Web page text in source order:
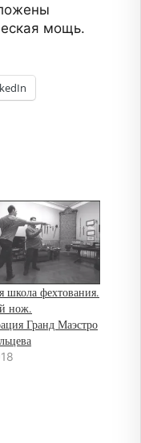
мощь.
школа фехтования.
нож.
Гранд Маэстро